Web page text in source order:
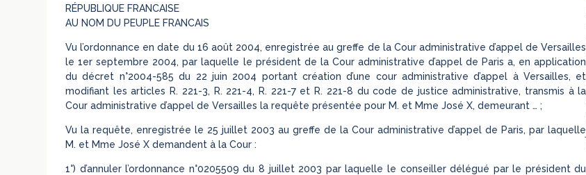
RÉPUBLIQUE FRANCAISE
AU NOM DU PEUPLE FRANCAIS
Vu l’ordonnance en date du 16 août 2004, enregistrée au greffe de la Cour administrative d’appel de Versailles
le 1er septembre 2004, par laquelle le président de la Cour administrative d’appel de Paris a, en application
du décret n°2004-585 du 22 juin 2004 portant création d’une cour administrative d’appel à Versailles, et
modifiant les articles R. 221-3, R. 221-4, R. 221-7 et R. 221-8 du code de justice administrative, transmis à la
Cour administrative d’appel de Versailles la requête présentée pour M. et Mme José X, demeurant … ;
Vu la requête, enregistrée le 25 juillet 2003 au greffe de la Cour administrative d’appel de Paris, par laquelle
M. et Mme José X demandent à la Cour :
1°) d’annuler l’ordonnance n°0205509 du 8 juillet 2003 par laquelle le conseiller délégué par le président du